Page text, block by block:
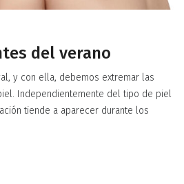
del verano
y con ella, debemos extremar las
Independientemente del tipo de piel
tiende a aparecer durante los